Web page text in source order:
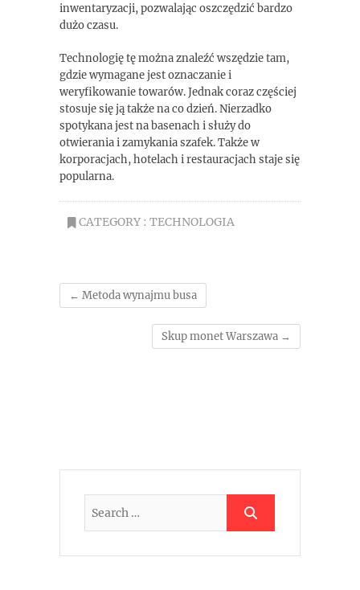
inwentaryzacji, pozwalając oszczędzić bardzo
dużo czasu.
Technologię tę można znaleźć wszędzie tam,
gdzie wymagane jest oznaczanie i
weryfikowanie towarów. Jednak coraz częściej
stosuje się ją także na co dzień. Nierzadko
spotykana jest na basenach i służy do
otwierania i zamykania szafek. Także w
korporacjach, hotelach i restauracjach staje się
popularna.
CATEGORY : TECHNOLOGIA
← Metoda wynajmu busa
Skup monet Warszawa →